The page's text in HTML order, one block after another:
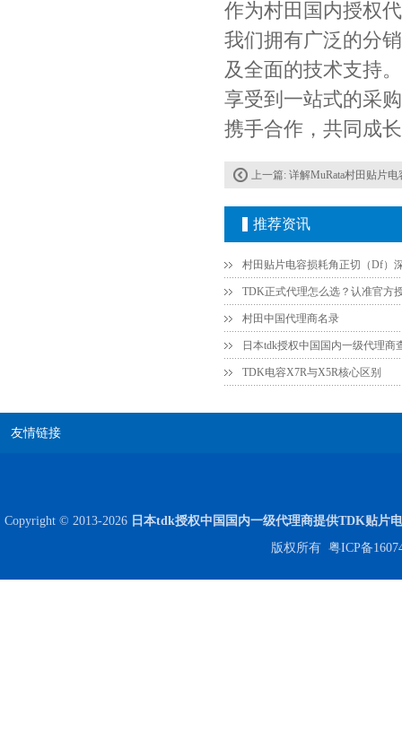
作为村田国内授权
我们拥有广泛的分
及全面的技术支持
享受到一站式的采
携手合作，共同成
上一篇: 详解MuRata村田贴片
推荐资讯
村田中国代理商名录
日本tdk授权中国国内一级代理商
TDK电容X7R与X5R核心区别
友情链接
Copyright © 2013-2026 日本tdk授权中国国内一级代理商提供TDK贴片
版权所有 粤ICP备